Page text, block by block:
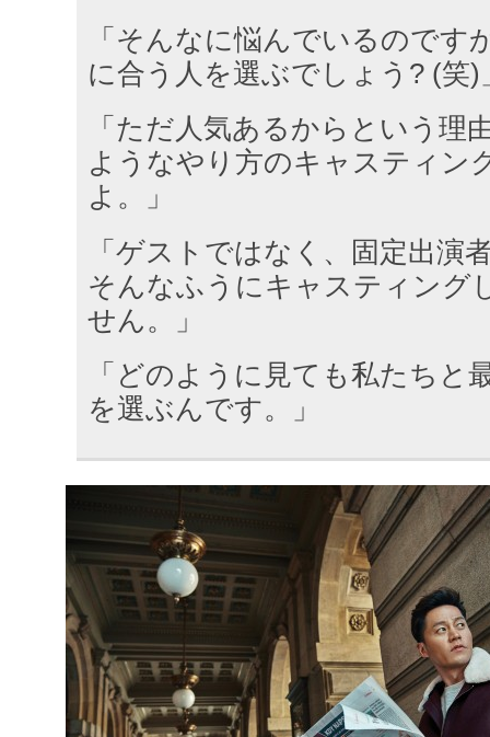
「そんなに悩んでいるのです
に合う人を選ぶでしょう? (笑)
「ただ人気あるからという理
ようなやり方のキャスティン
よ。」
「ゲストではなく、固定出演
そんなふうにキャスティング
せん。」
「どのように見ても私たちと
を選ぶんです。」